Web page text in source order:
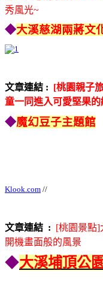
秀風光~
◆大溪慈湖兩蔣文
文章連結 : [桃園親子
童一同進入可愛堅果
◆魔幻豆子主題館
Klook.com //
文章連結 : [桃園景點]
開機畫面般的風景
◆大溪埔頂公園